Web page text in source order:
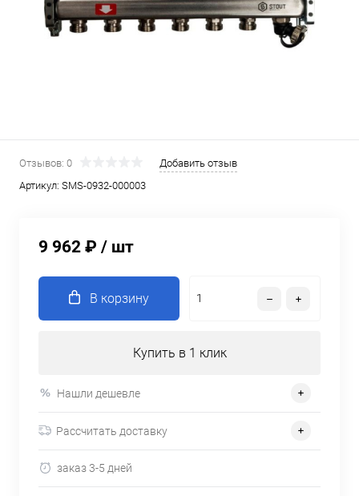
Отзывов: 0
Добавить отзыв
Артикул: SMS-0932-000003
9 962 ₽ / шт
В корзину
Купить в 1 клик
Нашли дешевле
Рассчитать доставку
заказ 3-5 дней